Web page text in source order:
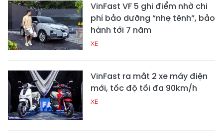
VinFast VF 5 ghi điểm nhờ chi
phí bảo dưỡng “nhẹ tênh”, bảo
hành tới 7 năm
XE
VinFast ra mắt 2 xe máy điện
mới, tốc độ tối đa 90km/h
XE